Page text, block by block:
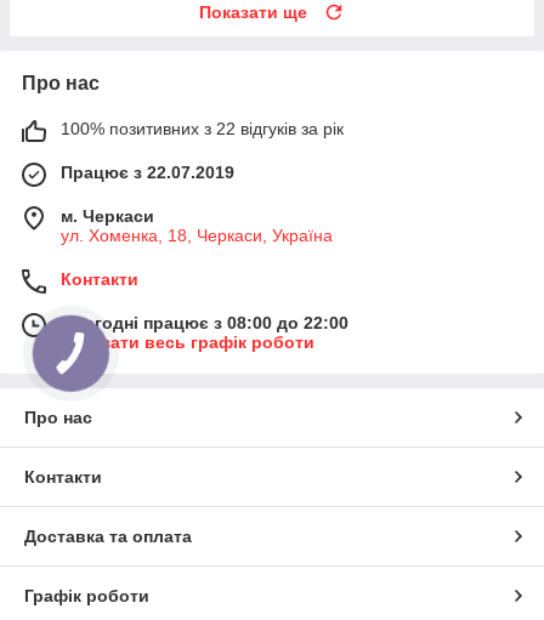
Показати ще
Про нас
100% позитивних з 22 відгуків за рік
Працює з 22.07.2019
м. Черкаси
ул. ​Хоменка, 18, Черкаси, Україна
Контакти
Сьогодні працює з 08:00 до 22:00
Показати весь графік роботи
Про нас
Контакти
Доставка та оплата
Графік роботи